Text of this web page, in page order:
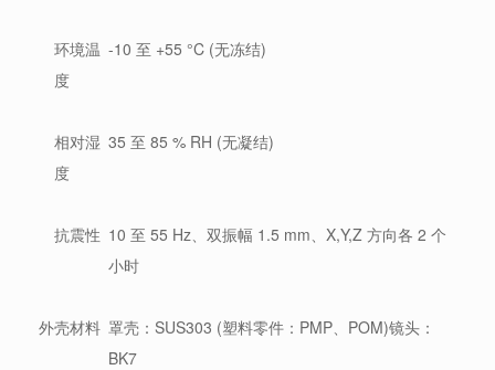
环境温
度
-10 至 +55 °C (无冻结)
相对湿
度
35 至 85 % RH (无凝结)
抗震性 10 至 55 Hz、双振幅 1.5 mm、X,Y,Z 方向各 2 个
小时
外壳材料 罩壳：SUS303 (塑料零件：PMP、POM)镜头：
BK7